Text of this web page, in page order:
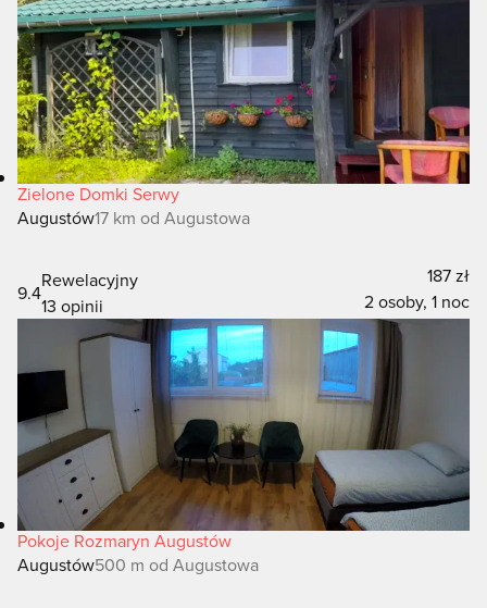
Zielone Domki Serwy
Augustów17 km od Augustowa
9.4
Rewelacyjny
13 opinii
187 zł
2 osoby, 1 noc
Pokoje Rozmaryn Augustów
Augustów500 m od Augustowa